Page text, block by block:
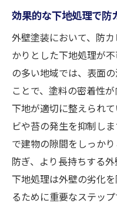
塗料による耐
品質とコスト
奈良市の気候に
奈良市の自然
気候対応型塗
住まいの寿命
地域気候に適
外壁の保護と
奈良市で選ば
効果的な下地処理で防
外壁塗装において、防
かりとした下地処理が
の多い地域では、表面
ことで、塗料の密着性
下地が適切に整えられ
ビや苔の発生を抑制し
で建物の隙間をしっか
防ぎ、より長持ちする外
下地処理は外壁の劣化
るために重要なステップ